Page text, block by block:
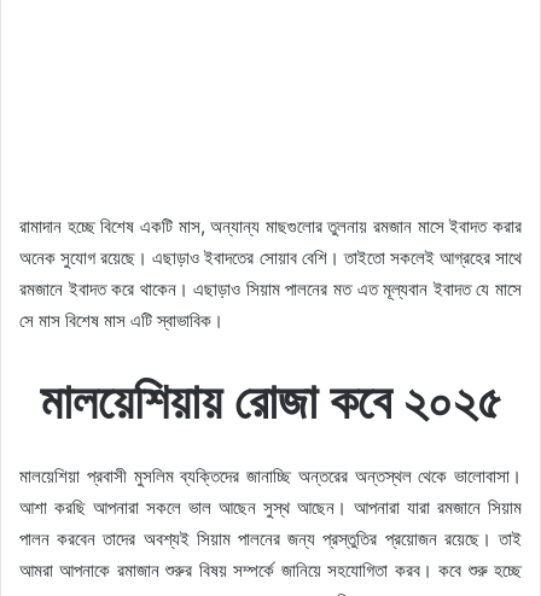
রামাদান হচ্ছে বিশেষ একটি মাস, অন্যান্য মাছগুলোর তুলনায় রমজান মাসে ইবাদত করার
অনেক সুযোগ রয়েছে। এছাড়াও ইবাদতের সোয়াব বেশি। তাইতো সকলেই আগ্রহের সাথে
রমজানে ইবাদত করে থাকেন। এছাড়াও সিয়াম পালনের মত এত মূল্যবান ইবাদত যে মাসে
সে মাস বিশেষ মাস এটি স্বাভাবিক।
মালয়েশিয়ায় রোজা কবে ২০২৫
মালয়েশিয়া প্রবাসী মুসলিম ব্যক্তিদের জানাচ্ছি অন্তরের অন্তস্থল থেকে ভালোবাসা।
আশা করছি আপনারা সকলে ভাল আছেন সুস্থ আছেন। আপনারা যারা রমজানে সিয়াম
পালন করবেন তাদের অবশ্যই সিয়াম পালনের জন্য প্রস্তুতির প্রয়োজন রয়েছে। তাই
আমরা আপনাকে রমাজান শুরুর বিষয় সম্পর্কে জানিয়ে সহযোগিতা করব। কবে শুরু হচ্ছে